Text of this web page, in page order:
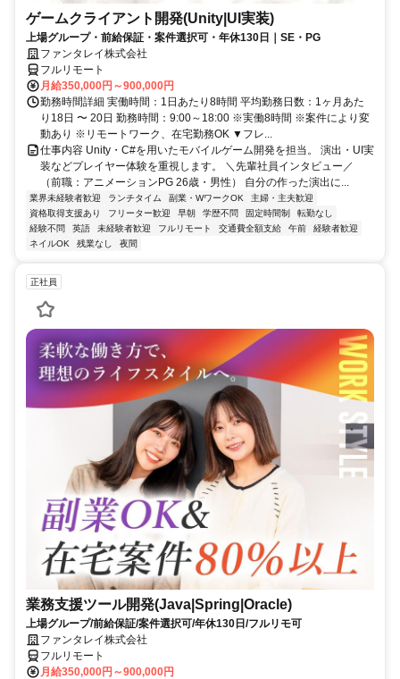
ゲームクライアント開発(Unity|UI実装)
上場グループ・前給保証・案件選択可・年休130日｜SE・PG
ファンタレイ株式会社
フルリモート
月給350,000円～900,000円
勤務時間詳細 実働時間：1日あたり8時間 平均勤務日数：1ヶ月あた
り18日 〜 20日 勤務時間：9:00～18:00 ※実働8時間 ※案件により変
動あり ※リモートワーク、在宅勤務OK ▼フレ...
仕事内容 Unity・C#を用いたモバイルゲーム開発を担当。 演出・UI実
装などプレイヤー体験を重視します。 ＼先輩社員インタビュー／
（前職：アニメーションPG 26歳・男性） 自分の作った演出に...
業界未経験者歓迎 ランチタイム 副業・WワークOK
主婦・主夫歓迎
資格取得支援あり
フリーター歓迎 早朝 学歴不問 固定時間制
転勤なし
経験不問
英語 未経験者歓迎 フルリモート 交通費全額支給 午前
経験者歓迎
ネイルOK
残業なし 夜間
正社員
業務支援ツール開発(Java|Spring|Oracle)
上場グループ/前給保証/案件選択可/年休130日/フルリモ可
ファンタレイ株式会社
フルリモート
月給350,000円～900,000円